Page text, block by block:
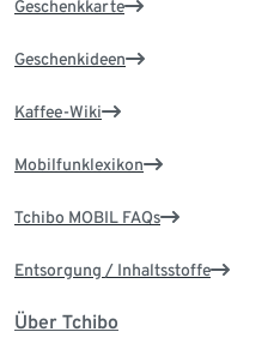
Geschenkkarte
Geschenkideen
Kaffee-Wiki
Mobilfunklexikon
Tchibo MOBIL FAQs
Entsorgung / Inhaltsstoffe
Über Tchibo